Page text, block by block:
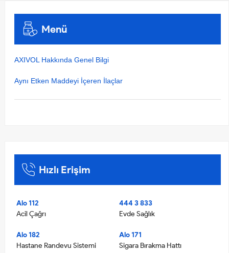
Menü
AXIVOL Hakkında Genel Bilgi
Aynı Etken Maddeyi İçeren İlaçlar
Hızlı Erişim
Alo 112
Acil Çağrı
444 3 833
Evde Sağlık
Alo 182
Hastane Randevu Sistemi
Alo 171
Sigara Bırakma Hattı